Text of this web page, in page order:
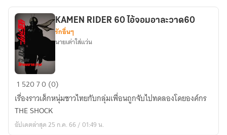
KAMEN
RIDER
60
ไอ้
จอม
KAMEN RIDER 60 ไอ้จอมอาละวาด​60
รักอื่นๆ
นายเต่า​ใส่​แว่น​
1 52070 (0)
เรื่องราวเด็กหนุ่ม​ชาวไทยกับกลุ่ม​เพื่อนถูกจับไปทดลองโดยองค์กร
THE SHOCK
อัปเดตล่าสุด 25 ก.ค. 66 / 01:49 น.